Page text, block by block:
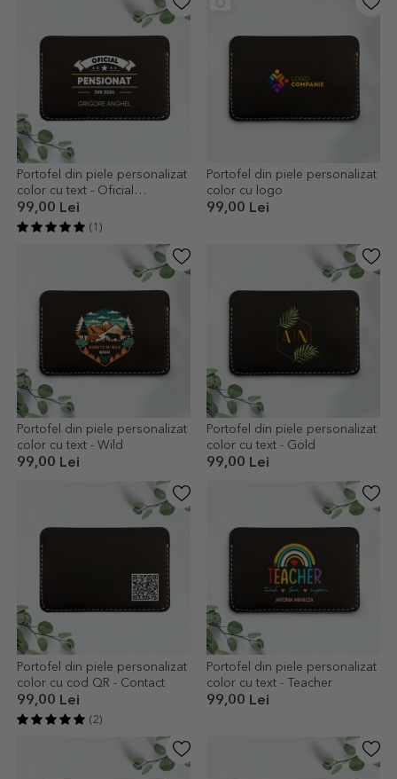
Portofel din piele personalizat
color cu text - Oficial
pensionat
99,00 Lei
(1)
Portofel din piele personalizat
color cu logo
99,00 Lei
Portofel din piele personalizat
color cu text - Wild
99,00 Lei
Portofel din piele personalizat
color cu text - Gold
99,00 Lei
Portofel din piele personalizat
color cu cod QR - Contact
99,00 Lei
(2)
Portofel din piele personalizat
color cu text - Teacher
99,00 Lei